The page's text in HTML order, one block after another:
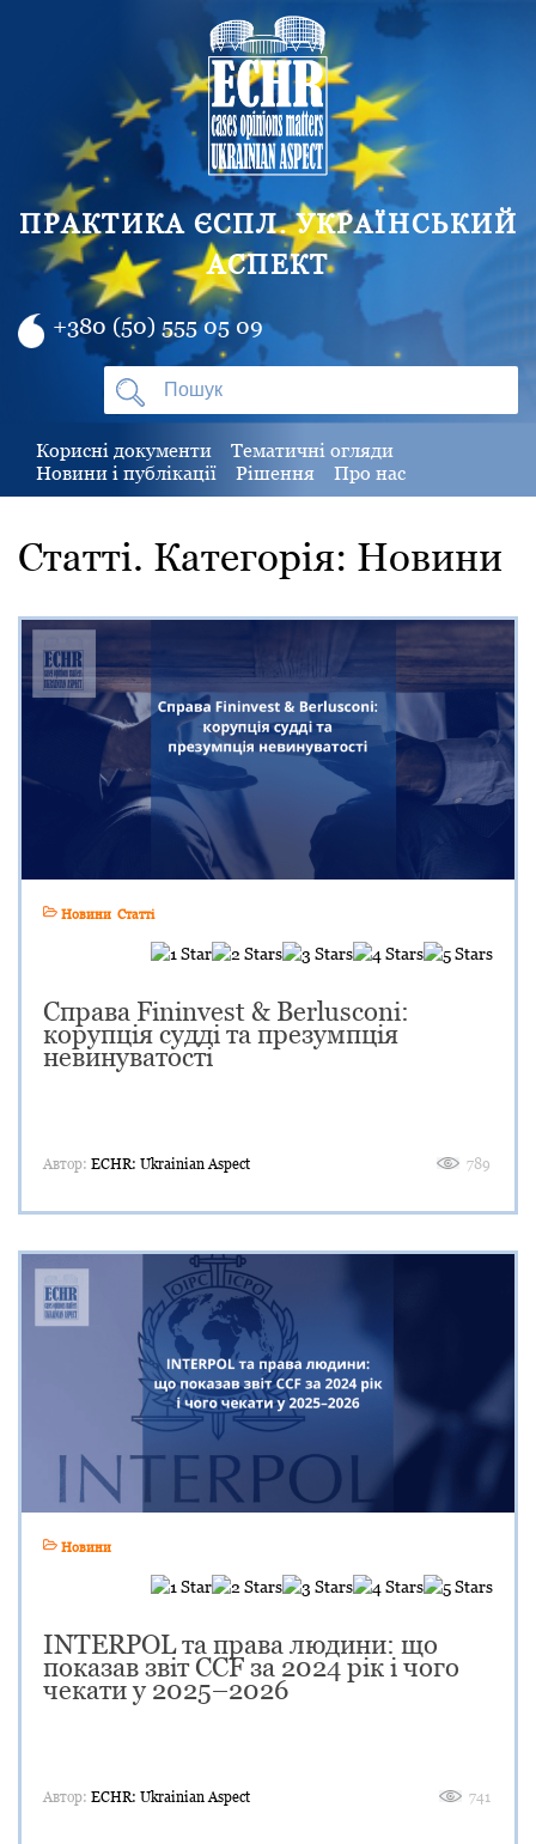
ПРАКТИКА ЄСПЛ. УКРАЇНСЬКИЙ
АСПЕКТ
+380 (50) 555 05 09
Корисні документи
Тематичні огляди
Новини і публікації
Рішення Про нас
Статті. Категорія: Новини
Новини Статті
Справа Fininvest & Berlusconi:
корупція судді та презумпція
невинуватості
Автор: ECHR: Ukrainian Aspect 789
Новини
INTERPOL та права людини: що
показав звіт CCF за 2024 рік і чого
чекати у 2025–2026
Автор: ECHR: Ukrainian Aspect 741